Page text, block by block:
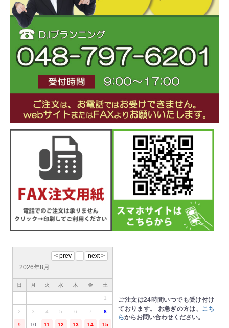
2026年8月
日 月 火 水 木 金 土
1
2 3 4 5 6 7 8
9 10 11 12 13 14 15
ご注文は24時間いつでも受け付け
ております。 お急ぎの方は、 こち
らからお問い合わせください。